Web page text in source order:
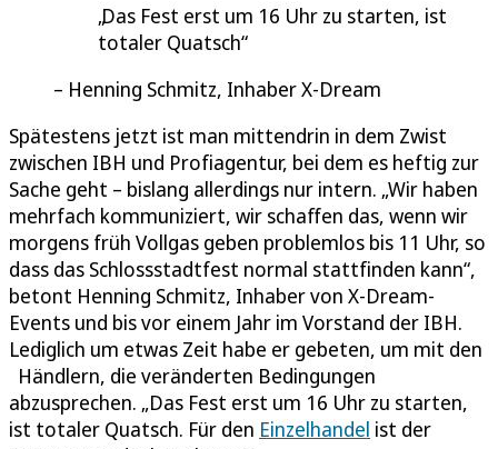
Das Fest erst um 16 Uhr zu starten, ist
totaler Quatsch
Henning Schmitz, Inhaber X-Dream
Spätestens jetzt ist man mittendrin in dem Zwist
zwischen IBH und Profiagentur, bei dem es heftig zur
Sache geht – bislang allerdings nur intern. „Wir haben
mehrfach kommuniziert, wir schaffen das, wenn wir
morgens früh Vollgas geben problemlos bis 11 Uhr, so
dass das Schlossstadtfest normal stattfinden kann“,
betont Henning Schmitz, Inhaber von X-Dream-
Events und bis vor einem Jahr im Vorstand der IBH.
Lediglich um etwas Zeit habe er gebeten, um mit den
Händlern, die veränderten Bedingungen
abzusprechen. „Das Fest erst um 16 Uhr zu starten,
ist totaler Quatsch. Für den Einzelhandel ist der